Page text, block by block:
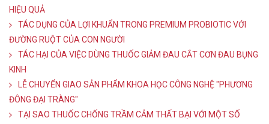
HIỆU QUẢ
TÁC DỤNG CỦA LỢI KHUẨN TRONG PREMIUM PROBIOTIC VỚI
ĐƯỜNG RUỘT CỦA CON NGƯỜI
TÁC HẠI CỦA VIỆC DÙNG THUỐC GIẢM ĐAU CẮT CƠN ĐAU BỤNG
KINH
LỄ CHUYỂN GIAO SẢN PHẨM KHOA HỌC CÔNG NGHỆ "PHƯƠNG
ĐÔNG ĐẠI TRÀNG"
TẠI SAO THUỐC CHỐNG TRẦM CẢM THẤT BẠI VỚI MỘT SỐ